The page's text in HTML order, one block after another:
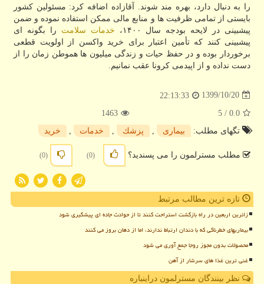
را به دنبال دارد، بهره مند شوند. آقازاده اضافه کرد: مسئولین کشور
بایستی از تمامی ظرفیت ها و منابع مالی ممکن استفاده نموده و ضمن
پیشبینی در لایحه بودجه سال ۱۴۰۰،
خدمات سلامت را بگونه ای
پیشبینی کنند که تأمین اعتبار برای خرید واکسن از اولویت قطعی
برخوردار بوده و در حفظ حیات و زندگی میلیون ها هموطن زمان را از
دست نداده و از اپیدمی کرونا عقب نمانیم.
1399/10/20
22:13:33
0.0
/ 5
1463
تگهای مطلب:
بیماری پزشك خدمات خرید
مطلب مسترلمون را می پسندید؟ (0)
(0)
تازه ترین مطالب مرتبط
زائرین اربعین در راه بازگشت استراحت کنند تا از حوادث جاده ای پیشگیری شود
بیماریهای خطرناکی که با دندان ارتباط ندارند، اما از دهان بروز می کنند
محصولات بدون مجوز روجا جمع آوری می شود
غنی ترین غذا های سرشار از آهن
نظر بینندگان مسترلمون دراینباره